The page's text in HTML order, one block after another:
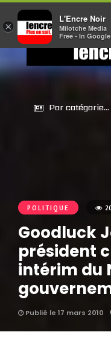
Par catégorie...
POLITIQUE
Goodluck
président
intérim du
Publié le 17 mars 2010
×
L'Encre Noir
Milotche Media
Free - In